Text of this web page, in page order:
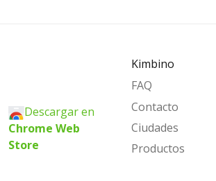
Descargar en
Chrome Web
Store
Kimbino
FAQ
Contacto
Ciudades
Productos